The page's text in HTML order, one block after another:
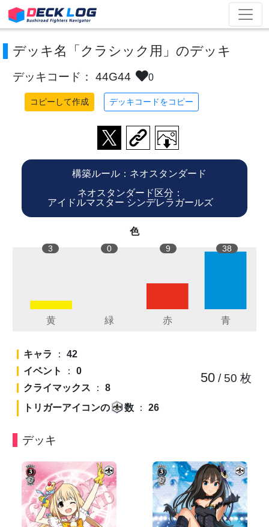
デッキ名「クラシック用」のデッキ
デッキコード： 44G44 0
コピーして作成 デッキコードをコピー
構築ルール：ネオスタンダード
ネオスタンダード区分：
アイドルマスター シンデレラガールズ
色
3 0 9 38
キャラ ： 42
イベント
： 0
クライマックス ： 8
トリガーアイコンの
数 ： 26
50/ 50 枚
デッキ